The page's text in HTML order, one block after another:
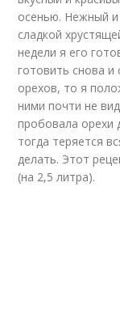
осенью. Нежный
сладкой
недели я его
готовить снова
орехов, то я
ними почти не
пробовала орехи
тогда теряется
делать. Этот
(на 2,5 литра).